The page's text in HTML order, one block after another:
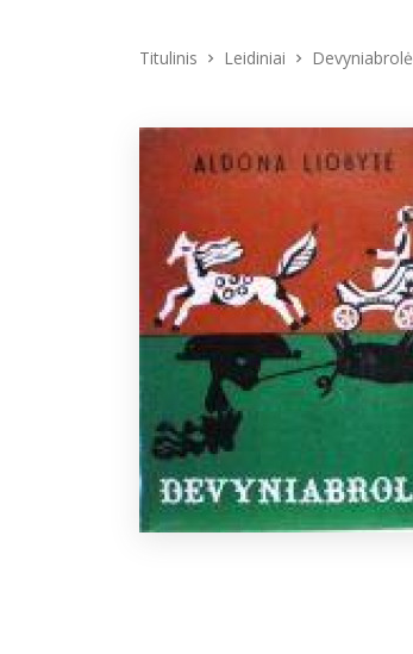
Titulinis Leidiniai Devyniabrolė